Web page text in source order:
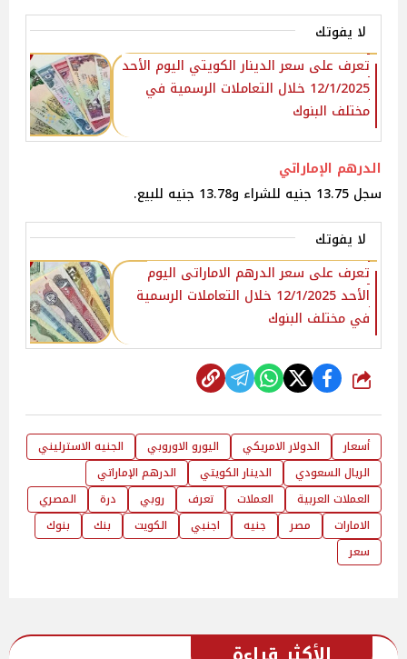
لا يفوتك
تعرف على سعر الدينار الكويتي اليوم الأحد
12/1/2025 خلال التعاملات الرسمية في
مختلف البنوك
الدرهم الإماراتي
سجل 13.75 جنيه للشراء و13.78 جنيه للبيع.
لا يفوتك
تعرف على سعر الدرهم الاماراتى اليوم
الأحد 12/1/2025 خلال التعاملات الرسمية
في مختلف البنوك
شارك
أسعار الدولار الامريكي اليورو الاوروبي
الجنيه الاسترليني
الريال السعودي
الدينار الكويتي
الدرهم الإماراتي
العملات العربية
العملات تعرف روبي درة
المصري
الامارات
مصر جنيه اجنبي الكويت بنك
بنوك
سعر